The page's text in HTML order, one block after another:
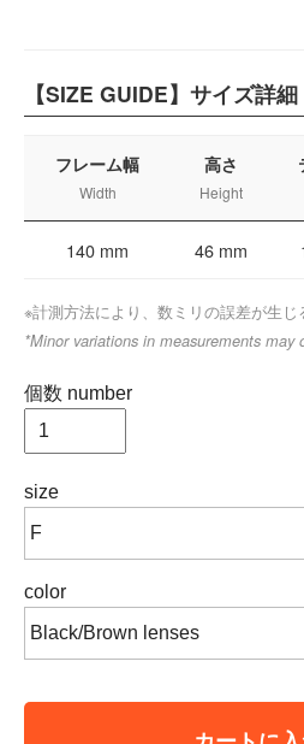
【SIZE GUIDE】サイズ詳細
フレーム幅
Width
高さ
Height
140 mm 46 mm
※計測方法により、数ミリの誤差が生じ
*Minor variations in measurements may
個数 number
size
color